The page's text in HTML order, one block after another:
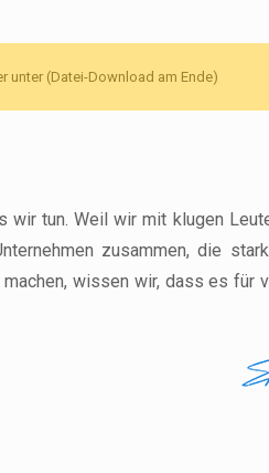
unter (Datei-Download am Ende)
tun. Weil wir mit klugen
zusammen, die
wissen wir, dass es für